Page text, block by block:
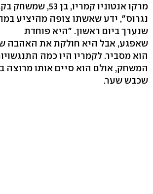
מרקו אנטוניו קמריו,
נגרוס", ידע שאשתו צופה מהיציע
שנערך ביום ראשון. "היא פוחדת
שאפגע, אבל היא חולקת את האהבה
הוא מסביר. לקמריו היו כמה
המשחק, אולם הוא סיים אותו מרוצה
שכבש שער.